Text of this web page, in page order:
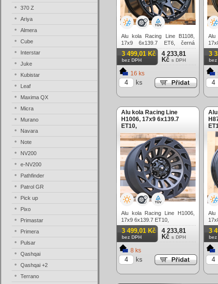
Alu kola Racing Line B1108,
17x9 6x139.7 ET6, černá
matná (zátěžová)
3 499,01 Kč
bez DPH
4 233,81
Kč s DPH
16 ks
ks
Alu
3
bez
Alu kola Racing Line
H1006, 17x9 6x139.7
ET10,
Alu kola Racing Line H1006,
17x9 6x139.7 ET10,
3 499,01 Kč
bez DPH
4 233,81
Kč s DPH
8 ks
ks
Alu
3
bez
370 Z
Ariya
Almera
Cube
Interstar
Juke
Kubistar
Leaf
Maxima QX
Micra
Murano
Navara
Note
NV200
e-NV200
Pathfinder
Patrol GR
Pick up
Pixo
Primastar
Primera
Pulsar
Qashqai
Qashqai +2
Terrano